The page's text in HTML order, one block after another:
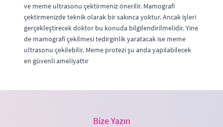
ve meme ultrasonu çektirmeniz önerilir. Mamografi
çektirmenizde teknik olarak bir sakınca yoktur. Ancak işleri
gerçekleştirecek doktor bu konuda bilgilendirilmelidir. Yine
de mamografi çekilmesi tedirginlik yaratacak ise meme
ultrasonu çekilebilir. Meme protezi şu anda yapılabilecek
en güvenli ameliyattır
Bize Yazın